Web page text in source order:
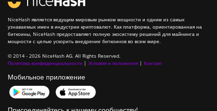
NiceHash является ведущим мировым рынком мощности и одним из самых
узнаваемых имен в индустрии криптовалют. Как платформа, ориентированная на
биткоины, NiceHash предоставляет полную экосистему решений для майнинга и
мощности с целью ускорить внедрение биткоинов во всем мире.
© 2014 - 2026 NiceHash AG. All Rights Reserved.
Политика конфиденциальности | Условия и положения | Контакт
Мобильное приложение